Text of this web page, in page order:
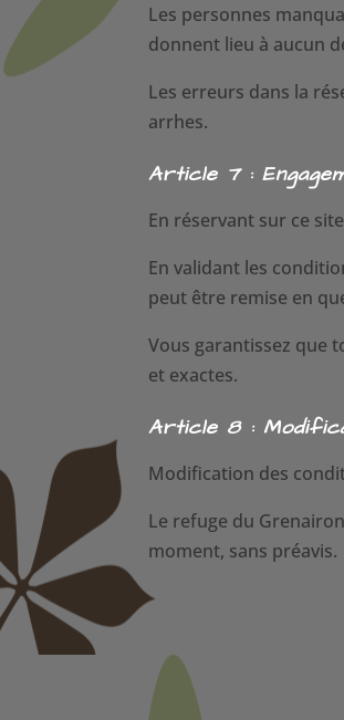
Les personnes
donnent lieu à aucun
Les erreurs dans la
arrhes.
Article 7 :
En réservant sur ce
En validant les
peut être remise en
Vous garantissez que
et exactes.
Article 8 :
Modification des
Le refuge du
moment, sans préavis.